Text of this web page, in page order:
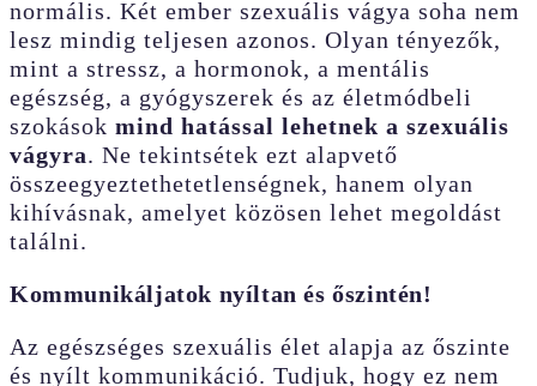
normális. Két ember szexuális vágya soha nem
lesz mindig teljesen azonos. Olyan tényezők,
mint a stressz, a hormonok, a mentális
egészség, a gyógyszerek és az életmódbeli
szokások mind hatással lehetnek a szexuális
vágyra. Ne tekintsétek ezt alapvető
összeegyeztethetetlenségnek, hanem olyan
kihívásnak, amelyet közösen lehet megoldást
találni.
Kommunikáljatok nyíltan és őszintén!
Az egészséges szexuális élet alapja az őszinte
és nyílt kommunikáció. Tudjuk, hogy ez nem